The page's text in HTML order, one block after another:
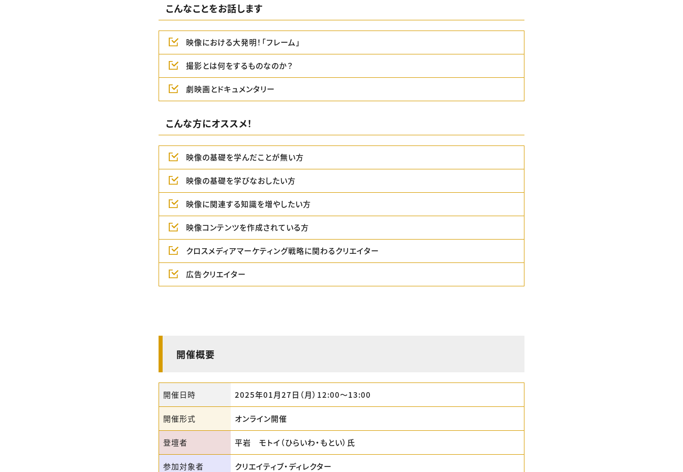
こんなことをお話します
映像における大発明！「フレーム」
撮影とは何をするものなのか？
劇映画とドキュメンタリー
こんな方にオススメ！
映像の基礎を学んだことが無い方
映像の基礎を学びなおしたい方
映像に関連する知識を増やしたい方
映像コンテンツを作成されている方
クロスメディアマーケティング戦略に関わるクリエイター
広告クリエイター
開催概要
開催日時 2025年01月27日（月）12:00〜13:00
開催形式 オンライン開催
登壇者 平岩 モトイ（ひらいわ・もとい）氏
参加対象者
クリエイティブ・ディレクター